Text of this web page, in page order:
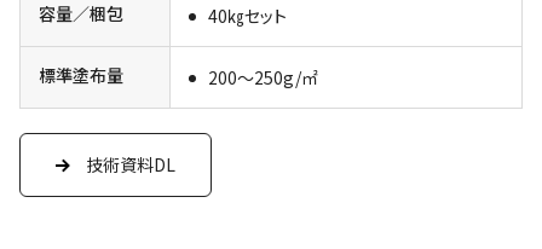
容量／梱包 40㎏セット
標準塗布量 200～250g/㎡
技術資料DL